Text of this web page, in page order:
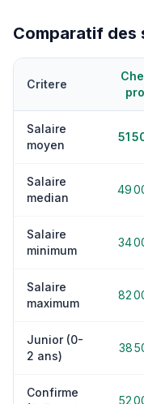
Comparatif des
Critere
Salaire
moyen
51
Salaire
median
49
Salaire
minimum
34
Salaire
maximum
82
Junior (0-
2 ans)
38
Confirme
52